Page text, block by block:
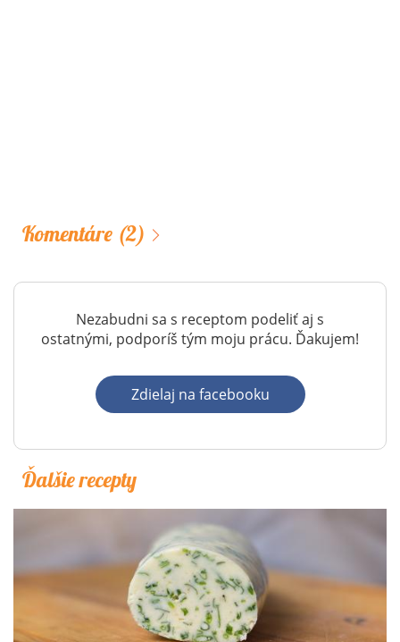
Komentáre (2)
Nezabudni sa s receptom podeliť aj s
ostatnými, podporíš tým moju prácu. Ďakujem!
Zdielaj na facebooku
Ďalšie recepty